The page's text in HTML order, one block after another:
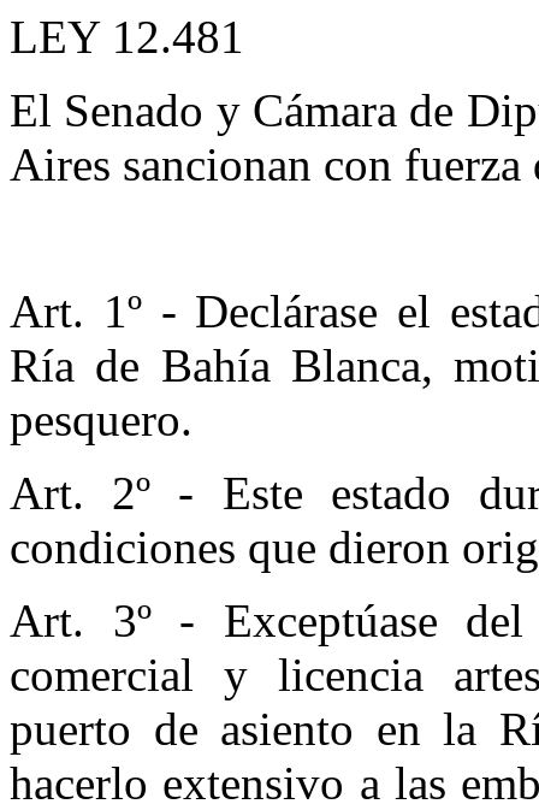
LEY 12.481
El Senado y Cámara de
Aires sancionan con fuerza
Art. 1º - Declárase el
Ría de Bahía Blanca,
pesquero.
Art. 2º - Este estado
condiciones que dieron
Art. 3º - Exceptúase
comercial y licencia
puerto de asiento en la
hacerlo extensivo a las